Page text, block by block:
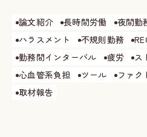
論文紹介 長時間労働
夜間勤
ハラスメント
不規則勤務
勤務間インターバル
疲労 ス
心血管系負担
ツール ファク
取材報告